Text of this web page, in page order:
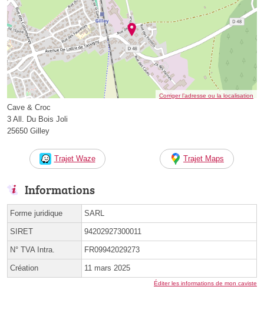
Corriger l’adresse ou la localisation
Cave & Croc
3 All. Du Bois Joli
25650 Gilley
Trajet Waze Trajet Maps
Informations
Forme juridique SARL
SIRET 94202927300011
N° TVA Intra. FR09942029273
Création 11 mars 2025
Éditer les informations de mon caviste